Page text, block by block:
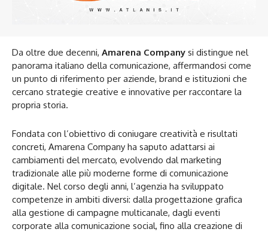
Da oltre due decenni, Amarena Company si distingue nel
panorama italiano della comunicazione, affermandosi come
un punto di riferimento per aziende, brand e istituzioni che
cercano strategie creative e innovative per raccontare la
propria storia.
Fondata con l’obiettivo di coniugare creatività e risultati
concreti, Amarena Company ha saputo adattarsi ai
cambiamenti del mercato, evolvendo dal marketing
tradizionale alle più moderne forme di comunicazione
digitale. Nel corso degli anni, l’agenzia ha sviluppato
competenze in ambiti diversi: dalla progettazione grafica
alla gestione di campagne multicanale, dagli eventi
corporate alla comunicazione social, fino alla creazione di